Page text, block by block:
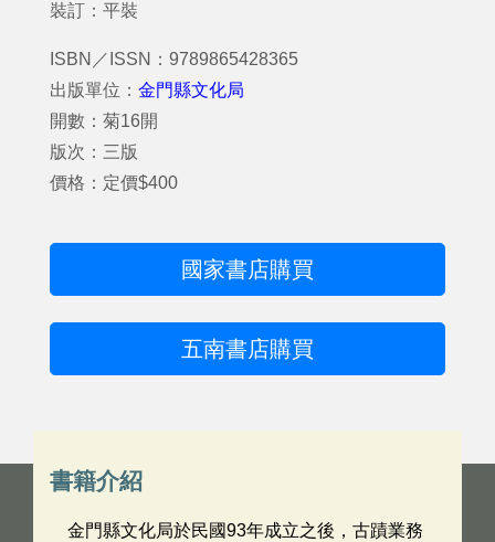
裝訂：平裝
ISBN／ISSN：9789865428365
出版單位： 金門縣文化局
開數：菊16開
版次：三版
價格：定價$400
國家書店購買
五南書店購買
書籍介紹
金門縣文化局於民國93年成立之後，古蹟業務